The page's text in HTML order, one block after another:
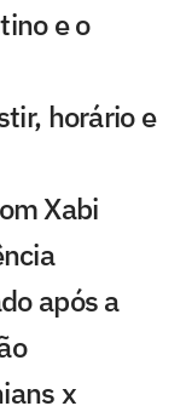
e o
horário e
Xabi
após a
x